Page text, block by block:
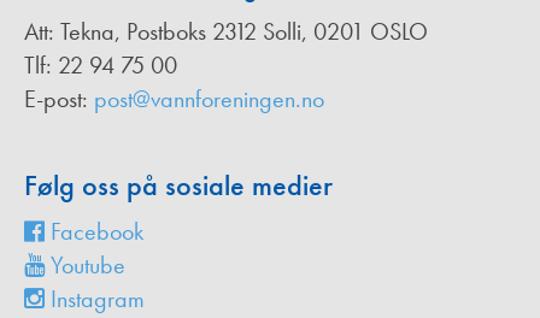
Att: Tekna, Postboks 2312 Solli, 0201 OSLO
Tlf: 22 94 75 00
E-post: post@vannforeningen.no
Følg oss på sosiale medier
Facebook
Youtube
Instagram